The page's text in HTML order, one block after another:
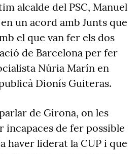
alcalde del PSC, Manuel
un acord amb Junts que
el que van fer els dos
de Barcelona per fer
Núria Marín en
Dionís Guiteras.
de Girona, on les
incapaces de fer possible
haver liderat la CUP i que